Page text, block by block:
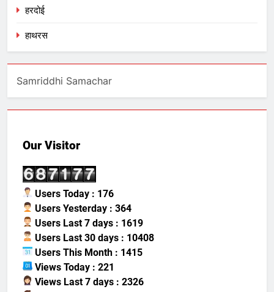
हरदोई
हाथरस
Samriddhi Samachar
Our Visitor
Users Today : 176
Users Yesterday : 364
Users Last 7 days : 1619
Users Last 30 days : 10408
Users This Month : 1415
Views Today : 221
Views Last 7 days : 2326